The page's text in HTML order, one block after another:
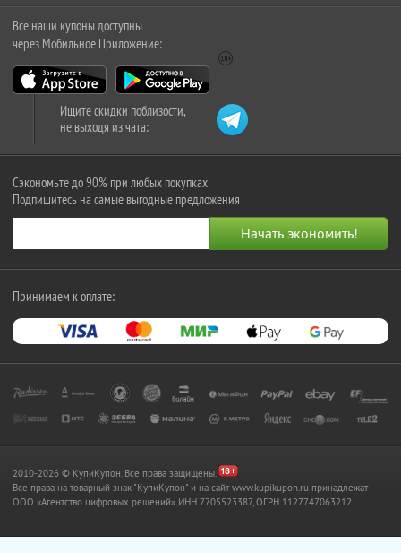
Все наши купоны доступны
через Мобильное Приложение:
Ищите скидки поблизости,
не выходя из чата:
Сэкономьте до 90% при любых покупках
Подпишитесь на самые выгодные предложения
Принимаем к оплате:
2010-2026 © КупиКупон. Все права защищены.
Все права на товарный знак "КупиКупон" и на сайт www.kupikupon.ru принадлежат
OOO «Агентство цифровых решений» ИНН 7705523387, ОГРН 1127747063212